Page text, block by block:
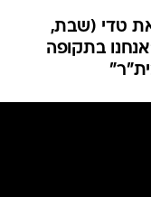
את טדי (שבת,
בתקופה